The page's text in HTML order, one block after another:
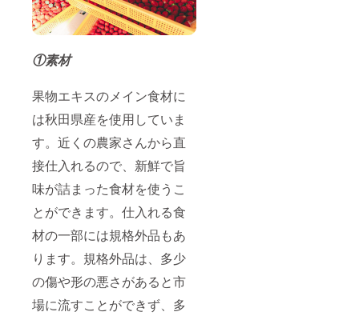
①素材
果物エキスのメイン食材に
は秋田県産を使用していま
す。近くの農家さんから直
接仕入れるので、新鮮で旨
味が詰まった食材を使うこ
とができます。仕入れる食
材の一部には規格外品もあ
ります。規格外品は、多少
の傷や形の悪さがあると市
場に流すことができず、多